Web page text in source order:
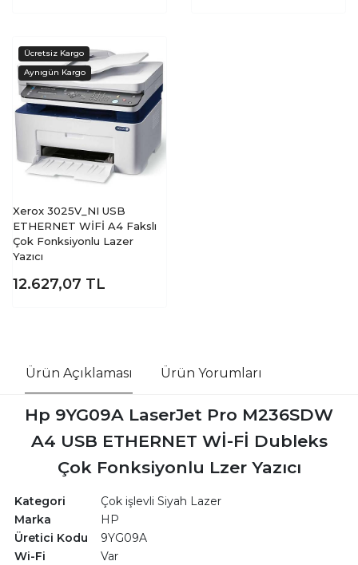
Xerox 3025V_NI USB
ETHERNET WİFİ A4 Fakslı
Çok Fonksiyonlu Lazer
Yazıcı
12.627,07 TL
Ürün Açıklaması Ürün Yorumları
Hp 9YG09A LaserJet Pro M236SDW
A4 USB ETHERNET Wİ-Fİ Dubleks
Çok Fonksiyonlu Lzer Yazıcı
Kategori
Çok işlevli Siyah Lazer
Marka
HP
Üretici Kodu
9YG09A
Wi-Fi
Var